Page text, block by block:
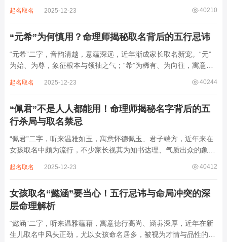
象，实藏金水偏寒、火气受制之弊，若不顾八字强弱，盲目套用，
40210
起名取名 2025-12-23
“元希”为何慎用？命理师揭秘取名背后的五行忌讳
“元希”二字，音韵清越，意蕴深远，近年渐成家长取名新宠。“元”
为始、为尊，象征根本与领袖之气；“希”为稀有、为向往，寓意卓
象。然姓名非止文雅，实为命理气场之枢纽。一字之选，关乎运途
40244
起名取名 2025-12-23
“佩君”不是人人都能用！命理师揭秘名字背后的五
行杀局与取名禁忌
“佩君”二字，听来温雅如玉，寓意怀德佩玉、君子端方，近年来在
女孩取名中颇为流行，不少家长视其为知书达理、气质出众的象
察“佩君”之象，实藏金气过旺、木土受制之局，若不顾命主五行强
40412
起名取名 2025-12-23
女孩取名“懿涵”要当心！五行忌讳与命局冲突的深
层命理解析
“懿涵”二字，听来温雅蕴藉，寓意德行高尚、涵养深厚，近年在新
生儿取名中风头正劲，尤以女孩命名居多，被视为才情与品性的完